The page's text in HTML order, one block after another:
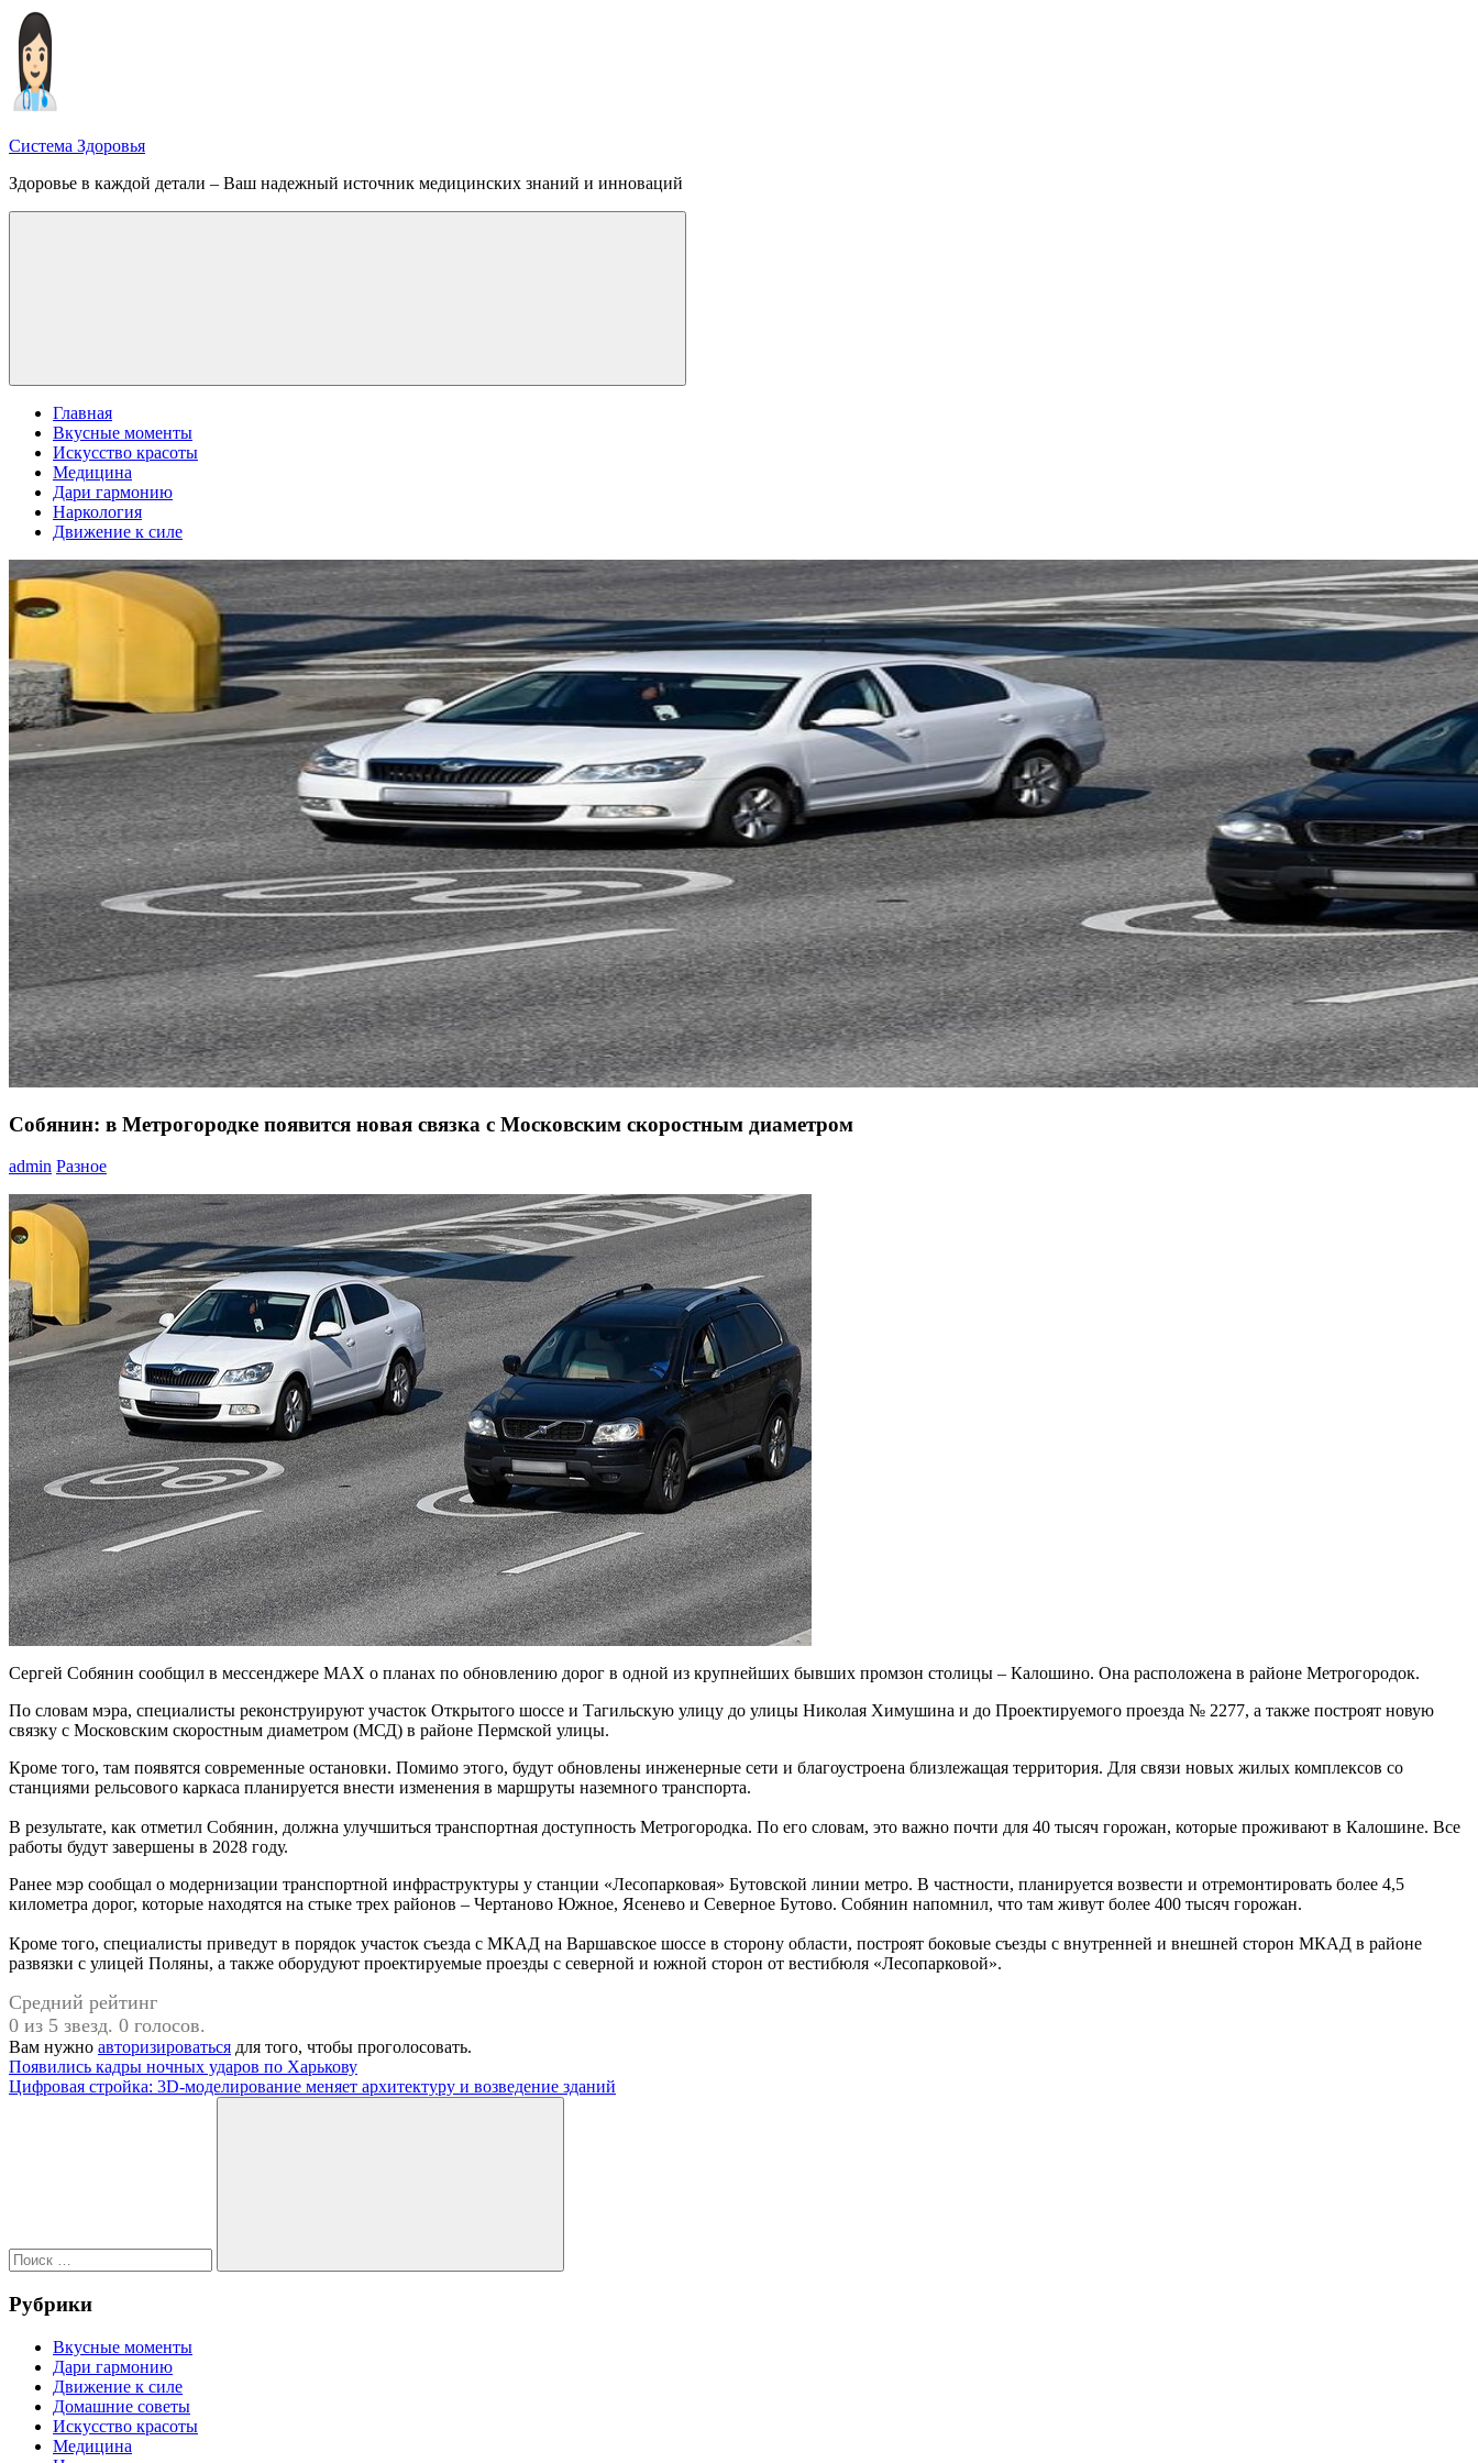
Перейти
содержимому
Система Здоровья
Здоровье в каждой детали – Ваш надежный источник медицинских знаний и инноваций
Меню
Главная
Вкусные моменты
Искусство красоты
Медицина
Дари гармонию
Наркология
Движение к силе
Собянин: в Метрогородке появится новая связка с Московским скоростным диаметром
admin Разное
Сергей Собянин сообщил в мессенджере MAX о планах по обновлению дорог в одной из крупнейших бывших промзон столицы – Калошино. Она расположена в районе Метрогородок.
По словам мэра, специалисты реконструируют участок Открытого шоссе и Тагильскую улицу до улицы Николая Химушина и до Проектируемого проезда № 2277, а также построят новую
связку с Московским скоростным диаметром (МСД) в районе Пермской улицы.
Кроме того, там появятся современные остановки. Помимо этого, будут обновлены инженерные сети и благоустроена близлежащая территория. Для связи новых жилых комплексов со
станциями рельсового каркаса планируется внести изменения в маршруты наземного транспорта.
В результате, как отметил Собянин, должна улучшиться транспортная доступность Метрогородка. По его словам, это важно почти для 40 тысяч горожан, которые проживают в Калошине. Все
работы будут завершены в 2028 году.
Ранее мэр сообщал о модернизации транспортной инфраструктуры у станции «Лесопарковая» Бутовской линии метро. В частности, планируется возвести и отремонтировать более 4,5
километра дорог, которые находятся на стыке трех районов – Чертаново Южное, Ясенево и Северное Бутово. Собянин напомнил, что там живут более 400 тысяч горожан.
Кроме того, специалисты приведут в порядок участок съезда с МКАД на Варшавское шоссе в сторону области, построят боковые съезды с внутренней и внешней сторон МКАД в районе
развязки с улицей Поляны, а также оборудуют проектируемые проезды с северной и южной сторон от вестибюля «Лесопарковой».
Средний рейтинг
0 из 5 звезд. 0 голосов.
Вам нужно авторизироваться для того, чтобы проголосовать.
Навигация
по
Предыдущая
запись:
Появились кадры ночных ударов по Харькову
Следующая
Цифровая стройка: 3D-моделирование меняет архитектуру и возведение зданий
Поиск
Рубрики
Вкусные моменты
Дари гармонию
Движение к силе
Домашние советы
Искусство красоты
Медицина